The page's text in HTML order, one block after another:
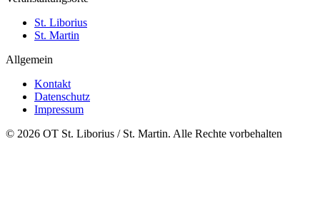
St. Liborius
St. Martin
Allgemein
Kontakt
Datenschutz
Impressum
© 2026 OT St. Liborius / St. Martin. Alle Rechte vorbehalten